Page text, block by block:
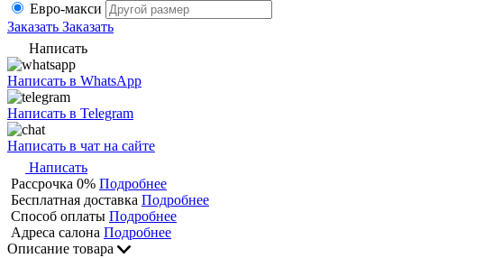
Евро-макси
Заказать Заказать
Написать
Написать в WhatsApp
Написать в Telegram
Написать в чат на сайте
Написать
Рассрочка 0% Подробнее
Бесплатная доставка Подробнее
Способ оплаты Подробнее
Адреса салона Подробнее
Описание товара